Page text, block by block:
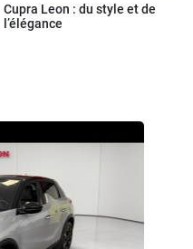
Cupra Leon : du style et de
l’élégance